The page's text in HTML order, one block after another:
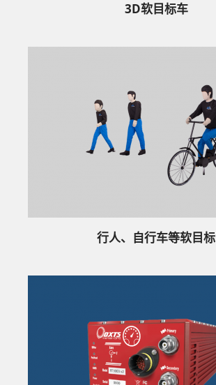
3D软目标车
行人、自行车等软目标